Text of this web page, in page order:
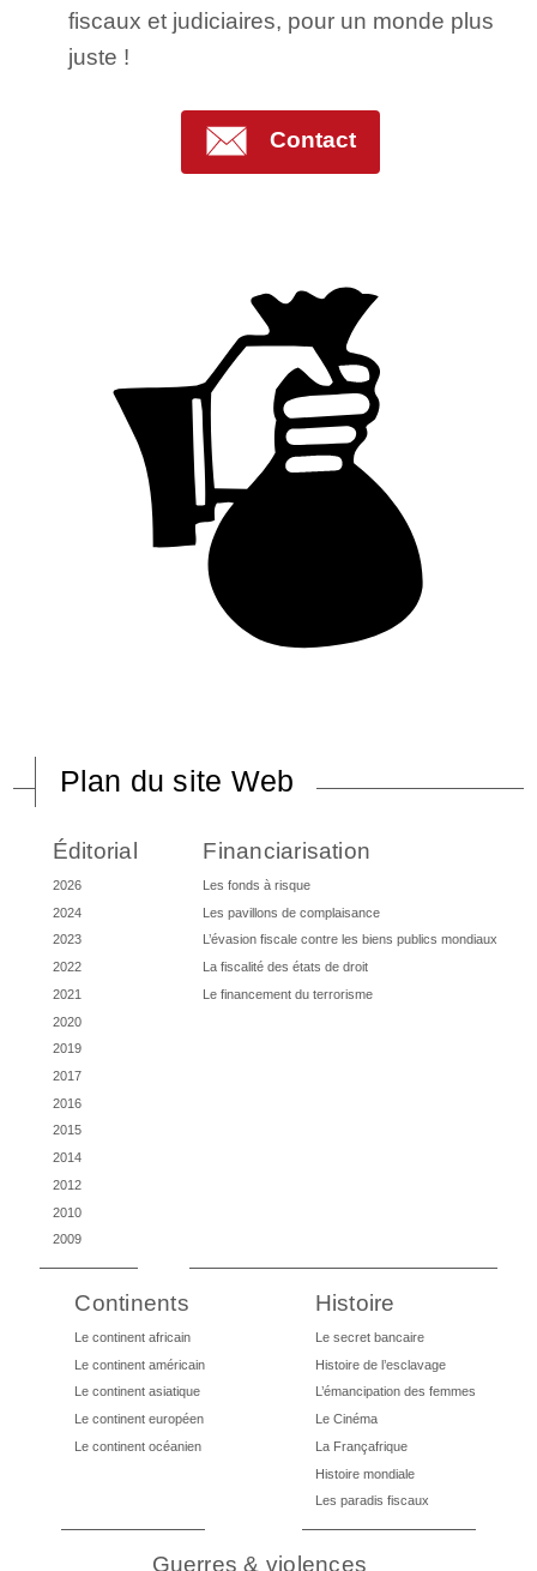
fiscaux et judiciaires, pour un monde plus
juste !
Contact
Plan du site Web
Éditorial
2026
2024
2023
2022
2021
2020
2019
2017
2016
2015
2014
2012
2010
2009
Financiarisation
Les fonds à risque
Les pavillons de complaisance
L’évasion fiscale contre les biens publics mondiaux
La fiscalité des états de droit
Le financement du terrorisme
Continents
Le continent africain
Le continent américain
Le continent asiatique
Le continent européen
Le continent océanien
Histoire
Le secret bancaire
Histoire de l’esclavage
L’émancipation des femmes
Le Cinéma
La Françafrique
Histoire mondiale
Les paradis fiscaux
Guerres & violences